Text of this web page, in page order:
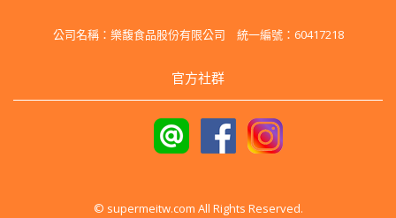
公司名稱：樂馥食品股份有限公司 統一編號：60417218
官方社群
© supermeitw.com All Rights Reserved.